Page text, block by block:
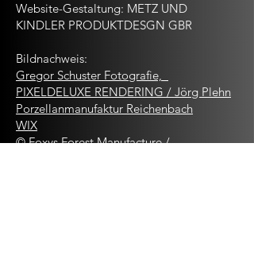
Website-Gestaltung: METZ UND
KINDLER PRODUKTDESGN GBR
Bildnachweis:
Gregor Schuster Fotografie,
PIXELDELUXE RENDERING / Jörg Plehn
Porzellanmanufaktur Reichenbach
WIX
© Foxys Forest Manufacture /